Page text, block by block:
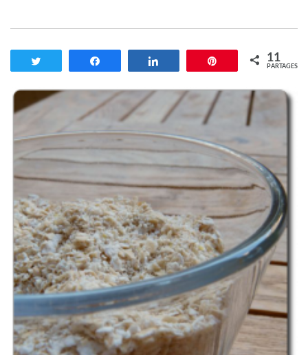
Enregistrer11
PARTAGES